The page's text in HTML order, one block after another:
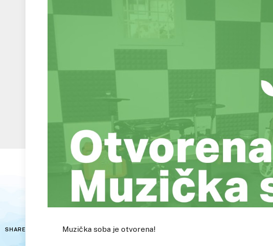
SHARE Muzička soba je otvorena!